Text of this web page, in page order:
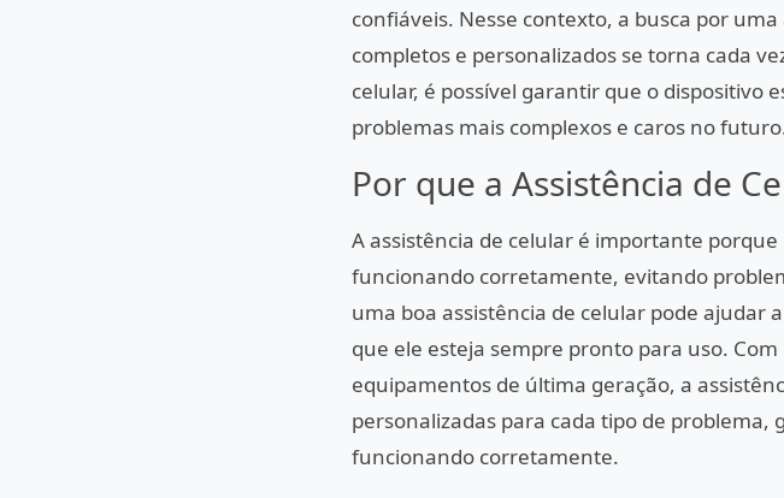
confiáveis. Nesse contexto, a busca por
completos e personalizados se torna cada
celular, é possível garantir que o
problemas mais complexos e caros no
Por que a Assistência de
A assistência de celular é importante
funcionando corretamente, evitando
uma boa assistência de celular pode ajudar
que ele esteja sempre pronto para uso.
equipamentos de última geração, a
personalizadas para cada tipo de
funcionando corretamente.